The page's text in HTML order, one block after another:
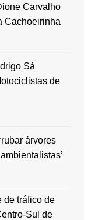
Carvalho
Cachoeirinha
Sá
de
árvores
de tráfico de
Sul de